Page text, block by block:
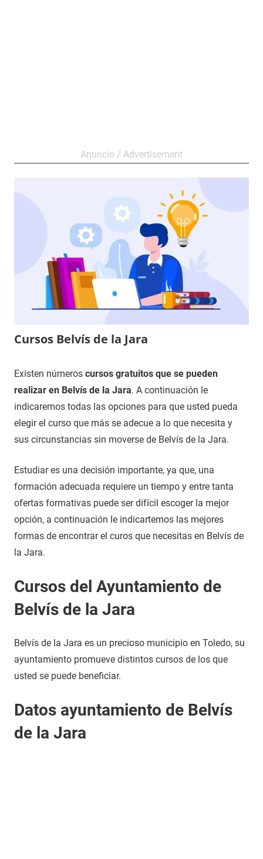
Cursos Belvís de la Jara
7
de
enero
2021
Maria
Cursos
en
Toledo
Existen números cursos gratuitos que se pueden
realizar en Belvís de la Jara. A continuación le
indicaremos todas las opciones para que usted pueda
elegir el curso que más se adecue a lo que necesita y
sus circunstancias sin moverse de Belvís de la Jara.
Estudiar es una decisión importante, ya que, una
formación adecuada requiere un tiempo y entre tanta
ofertas formativas puede ser difícil escoger la mejor
opción, a continuación le indicartemos las mejores
formas de encontrar el curos que necesitas en Belvís de
la Jara.
Cursos del Ayuntamiento de
Belvís de la Jara
Belvís de la Jara es un precioso municipio en Toledo, su
ayuntamiento promueve distintos cursos de los que
usted se puede beneficiar.
Datos ayuntamiento de Belvís
de la Jara